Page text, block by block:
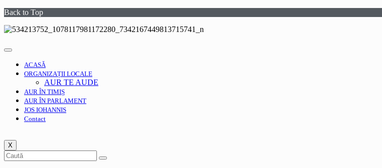
Back to Top
ACASĂ
ORGANIZAȚII LOCALE
AUR TE AUDE
AUR ÎN TIMIȘ
AUR ÎN PARLAMENT
JOS IOHANNIS
Contact
X